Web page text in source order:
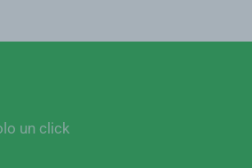
un click